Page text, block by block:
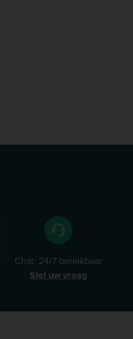
Chat: 24/7 bereikbaar
Stel uw vraag